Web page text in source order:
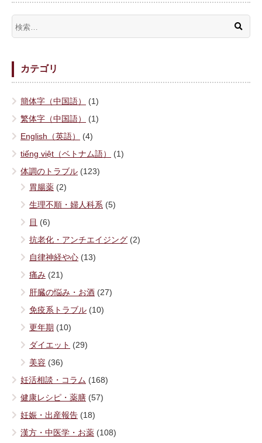
カテゴリ
簡体字（中国語）
(1)
繁体字（中国語）
(1)
English（英語）
(4)
tiếng việt（ベトナム語）
(1)
体調のトラブル (123)
胃腸薬 (2)
生理不順・婦人科系 (5)
目 (6)
抗老化・アンチエイジング (2)
自律神経や心 (13)
痛み (21)
肝臓の悩み・お酒 (27)
免疫系トラブル (10)
更年期 (10)
ダイエット (29)
美容 (36)
妊活相談・コラム (168)
健康レシピ・薬膳 (57)
妊娠・出産報告 (18)
漢方・中医学・お薬 (108)